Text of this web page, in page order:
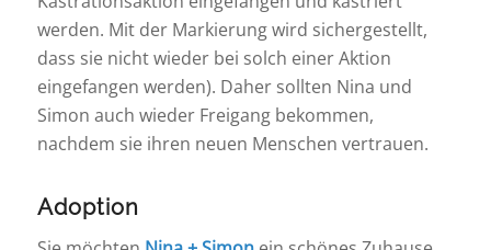
werden. Mit der Markierung wird sichergestellt,
dass sie nicht wieder bei solch einer Aktion
eingefangen werden). Daher sollten Nina und
Simon auch wieder Freigang bekommen,
nachdem sie ihren neuen Menschen vertrauen.
Adoption